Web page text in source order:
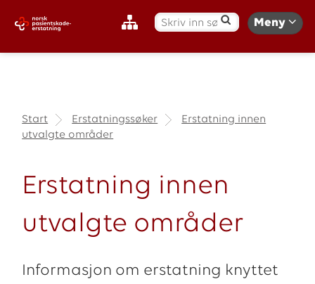
S
k
Meny
Start Erstatningssøker
Erstatning innen
utvalgte områder
Erstatning innen
utvalgte områder
Informasjon om erstatning knyttet